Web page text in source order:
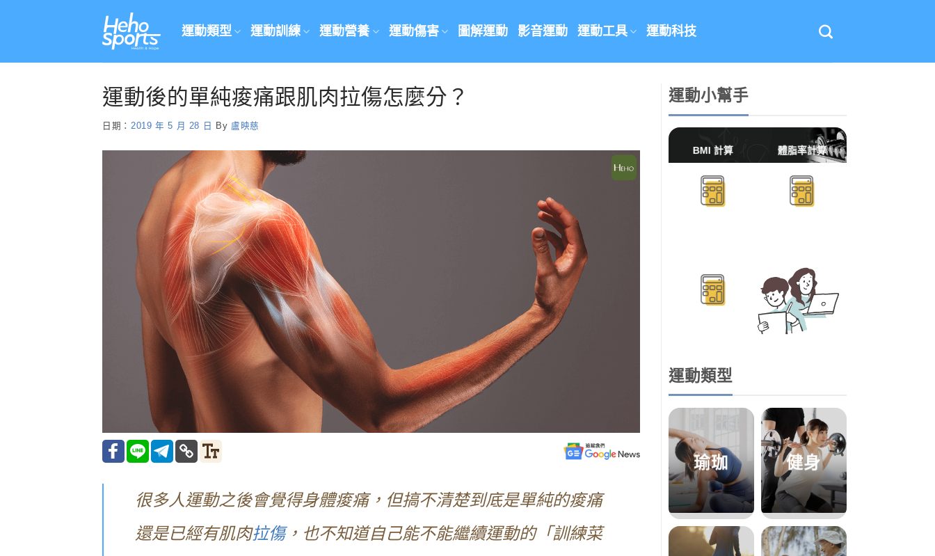
運動類型 運動訓練 運動營養 運動傷害 圖解運動 影音運動 運動工具 運動科技
運動後的單純痠痛跟肌肉拉傷怎麼分？
日期： 2019 年 5 月 28 日 By 盧映慈
很多人運動之後會覺得身體痠痛，但搞不清楚到底是單純的痠痛
還是已經有肌肉拉傷，也不知道自己能不能繼續運動的「訓練菜
運動小幫手
BMI 計算 體脂率計算
運動類型
瑜珈 健身